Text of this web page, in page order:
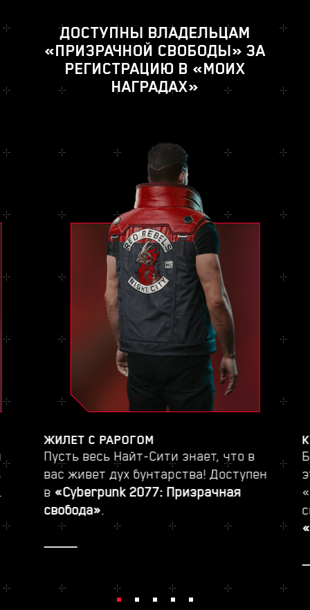
ДОСТУПНЫ ВЛАДЕЛЬЦАМ
«ПРИЗРАЧНОЙ СВОБОДЫ» ЗА
РЕГИСТРАЦИЮ В «МОИХ
НАГРАДАХ»
ЖИЛЕТ С РАРОГОМ
Пусть весь Найт-Сити знает, что в
вас живет дух бунтарства! Доступен
в «Cyberpunk 2077: Призрачная
свобода».